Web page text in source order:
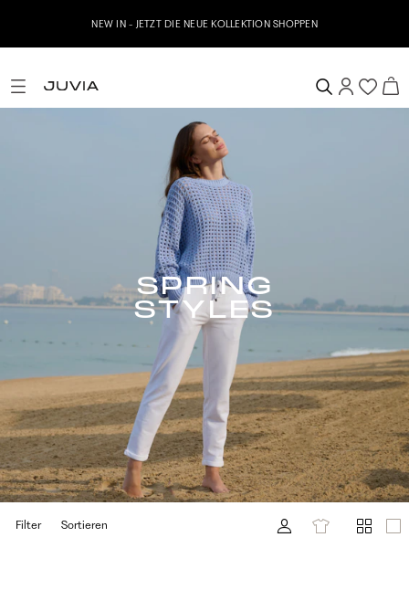
NEW IN - JETZT DIE NEUE KOLLEKTION SHOPPEN
SPRING
STYLES
Filter Sortieren